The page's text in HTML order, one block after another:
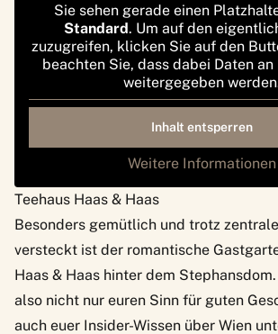
Sie sehen gerade einen
Standard. Um auf den
zuzugreifen, klicken Sie auf den
beachten Sie, dass dabei Daten
weitergegeben
Inhalt entsperren
Weitere Informationen
Teehaus Haas & Haas
Besonders gemütlich und trotz
versteckt ist der romantische
Haas & Haas hinter dem
also nicht nur euren Sinn für guten
auch euer Insider-Wissen über Wien